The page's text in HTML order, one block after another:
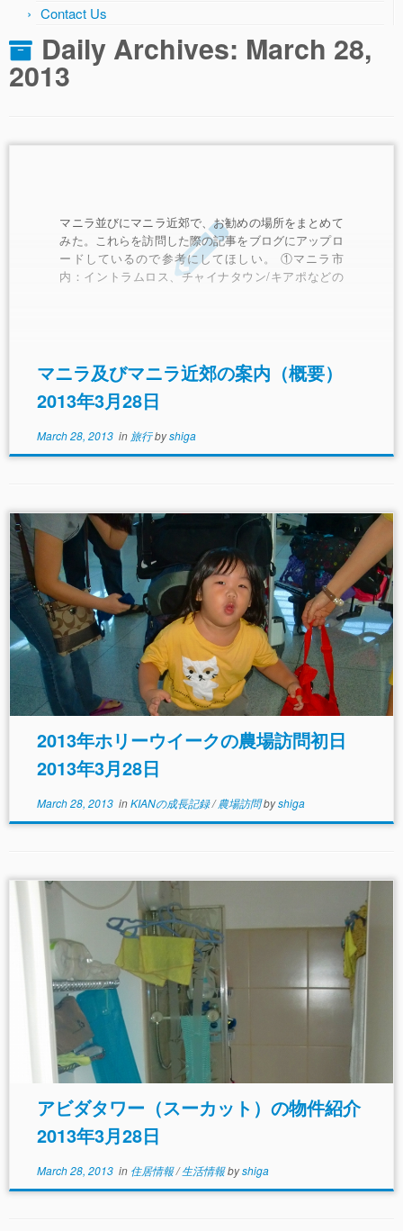
Contact Us
Daily Archives: March 28,
2013
マニラ並びにマニラ近郊で、お勧めの場所をまとめて
みた。これらを訪問した際の記事をブログにアップロ
ードしているので参考にしてほしい。 ①マニラ市
内：イントラムロス、チャイナタウン/キアポなどの
南、アラバンは外国人にお勧めの住宅街だ。リゾート
のようなコンドミニアムもある。タガイタイも1990年
代からのブームで様変わりしているが、これらも一々
る民宿がある。 ③スービック、クラーク(アンヘレ
ス）：往復300ｋｍくらいのちょっと遠出になるが、
でも回れる。スービックにはポコアポコ、アンヘレス
にはフレンドシップ、という日本人経営の宿泊施設が
ある。 ④バギオ：マニラから車で5～6時間、ここは
最低一泊必要だ。ビクトリアライナーなどのバスで行
けばいいので、わざわざマニラから車をチャーターす
ることもない。バギオにはタクシーがたくさん走って
いる。 ⑤プエルトガレラ：マニラから一番近い海浜
リゾートで、数百軒のコッテージがひしめいている。
車で、2時間、さらに船で1時間の所にあるが、数日の
んびり過ごすのに最適だ。 ⑥コレヒドール島：マニ
ラ湾に浮かぶ第2次世界大戦の遺跡、日帰り良好に丁
度良い。
マニラ及びマニラ近郊の案内（概要）
2013年3月28日
March 28, 2013in 旅行byshiga
2013年ホリーウイークの農場訪問初日
2013年3月28日
March 28, 2013inKIANの成長記録/農場訪問byshiga
アビダタワー（スーカット）の物件紹介
2013年3月28日
March 28, 2013in 住居情報/生活情報byshiga